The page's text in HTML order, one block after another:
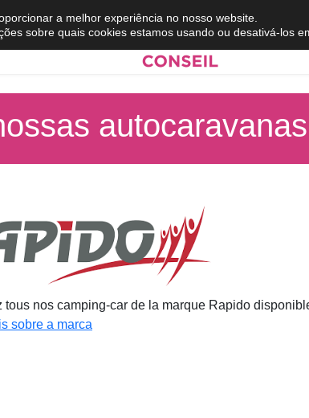
tous nos camping-car de la marque Rapido
sobre a marca
a melhor experiência no nosso website.
sobre quais cookies estamos usando ou desativá-los